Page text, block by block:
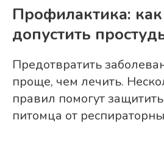
Профилактика:
допустить
Предотвратить
проще, чем лечить.
правил помогут
питомца от